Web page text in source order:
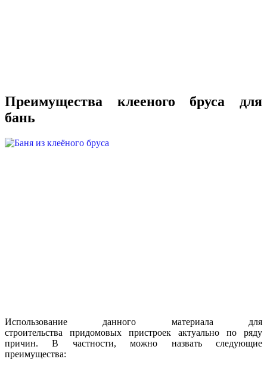
Преимущества клееного бруса для
бань
Использование данного материала для
строительства придомовых пристроек актуально по ряду
причин. В частности, можно назвать следующие
преимущества: